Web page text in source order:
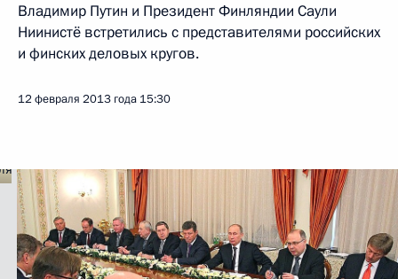
Владимир Путин и Президент Финляндии Саули
Ниинистё встретились с представителями российских
и финских деловых кругов.
12 февраля 2013 года 15:30